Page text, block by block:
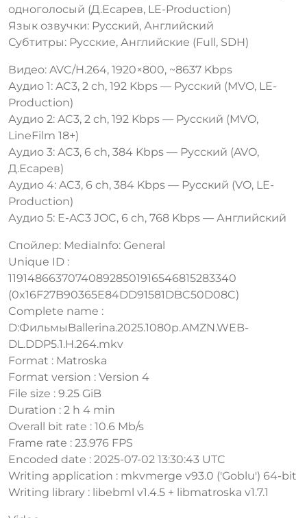
одноголосый (Д.Есарев, LE-Production)
Язык озвучки: Русский, Английский
Субтитры: Русские, Английские (Full, SDH)
Видео: AVC/H.264, 1920×800, ~8637 Kbps
Аудио 1: AC3, 2 ch, 192 Kbps — Русский (MVO, LE-
Production)
Аудио 2: AC3, 2 ch, 192 Kbps — Русский (MVO,
LineFilm 18+)
Аудио 3: AC3, 6 ch, 384 Kbps — Русский (AVO,
Д.Есарев)
Аудио 4: AC3, 6 ch, 384 Kbps — Русский (VO, LE-
Production)
Аудио 5: E-AC3 JOC, 6 ch, 768 Kbps — Английский
Спойлер: MediaInfo: General
Unique ID :
119148663707408928501916546815283340
(0x16F27B90365E84DD91581DBC50D08C)
Complete name :
D:ФильмыBallerina.2025.1080p.AMZN.WEB-
DL.DDP5.1.H.264.mkv
Format : Matroska
Format version : Version 4
File size : 9.25 GiB
Duration : 2 h 4 min
Overall bit rate : 10.6 Mb/s
Frame rate : 23.976 FPS
Encoded date : 2025-07-02 13:30:43 UTC
Writing application : mkvmerge v93.0 ('Goblu') 64-bit
Writing library : libebml v1.4.5 + libmatroska v1.7.1